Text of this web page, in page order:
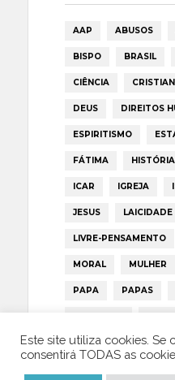
AAP ABUSOS
BISPO BRASIL
CIÊNCIA
DEUS DIREITOS
ESPIRITISMO
FÁTIMA HISTÓRIA
ICAR IGREJA
JESUS LAICIDADE
LIVRE-PENSAMENTO
MORAL MULHER
PAPA PAPAS
PORTUGAL
TRUMP
Este site utiliza cookies. Se
consentirá TODAS as